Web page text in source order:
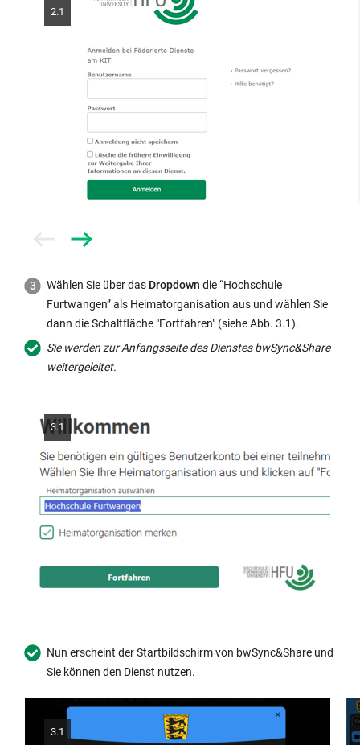
2.1
Next
Wählen Sie über das Dropdown die “Hochschule
Furtwangen” als Heimatorganisation aus und wählen Sie
dann die Schaltfläche "Fortfahren" (siehe Abb. 3.1).
Sie werden zur Anfangsseite des Dienstes bwSync&Share
weitergeleitet.
3.1
Nun erscheint der Startbildschirm von bwSync&Share und
Sie können den Dienst nutzen.
3.1